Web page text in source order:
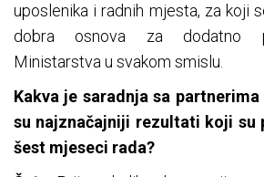
uposlenika i radnih mjesta, za koji
dobra osnova za dodatno
Ministarstva u svakom smislu.
Kakva je saradnja sa
su najznačajniji rezultati koji su
šest mjeseci rada?